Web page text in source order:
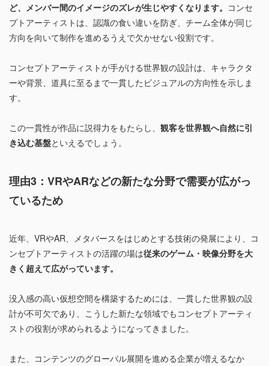
ど、メンバー間のイメージのズレが生じやすくなります。 コンセ
プトアーティストは、認識の食い違いを防ぎ、チーム全体が同じ
方向を向いて制作を進めるうえで欠かせない役割です。
コンセプトアーティストが手がける世界観の設計は、キャラクタ
ーや背景、道具に至るまで一貫したビジュアルの方向性を示しま
す。
この一貫性が作品に説得力をもたらし、 観客を世界観へ自然に引
き込む基盤といえるでしょう。
理由3：VRやARなどの新たな分野で需要が広がっ
ているため
近年、VRやAR、メタバースをはじめとする技術の発展により、コ
ンセプトアーティストの活躍の場は従来のゲーム・映像分野を大
きく超えて広がっています。
没入感の高い仮想空間を構築するためには、一貫した世界観の設
計が不可欠であり、こうした新たな領域でもコンセプトアーティ
ストの役割が求められるようになってきました。
また、コンテンツのグローバル展開を進める企業が増えるなか